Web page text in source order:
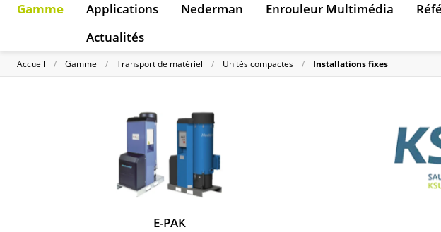
Gamme Applications Nederman Enrouleur Multimédia
Actualités
Accueil Gamme Transport de matériel Unités compactes Installations fixes
E-PAK